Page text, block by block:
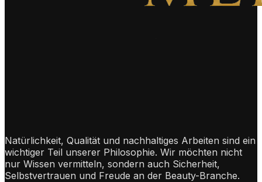
Natürlichkeit, Qualität und nachhaltiges Arbeiten sind ein
wichtiger Teil unserer Philosophie. Wir möchten nicht
nur Wissen vermitteln, sondern auch Sicherheit,
Selbstvertrauen und Freude an der Beauty-Branche.